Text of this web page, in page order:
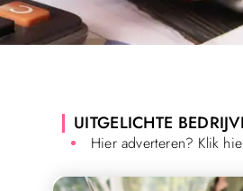
UITGELICHTE
Hier adverteren? Klik